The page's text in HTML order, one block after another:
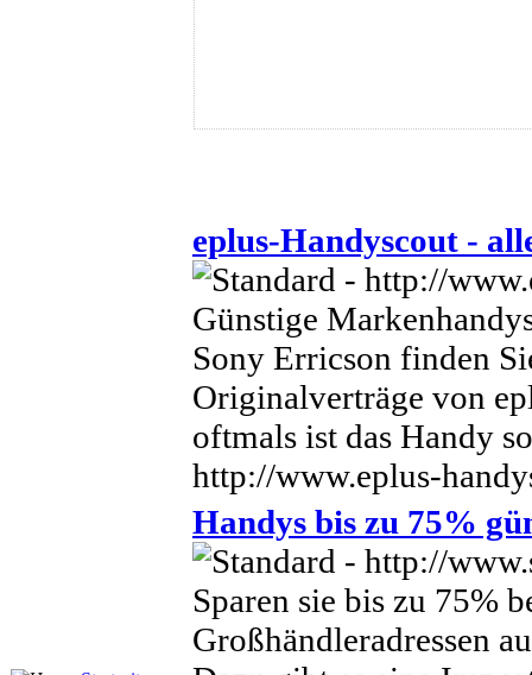
eplus-Handyscout -
Günstige
Sony Erricson finden
Originalverträge von
oftmals ist das Handy
http://www.eplus-
Handys bis zu 75%
Sparen sie bis zu 75%
Großhändleradressen